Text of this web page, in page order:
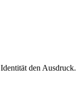
den Ausdruck.